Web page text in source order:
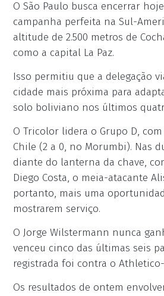
O São Paulo busca encerrar
campanha perfeita na Sul-
altitude de 2.500 metros de
como a capital La Paz.
Isso permitiu que a delegação
cidade mais próxima para
solo boliviano nos últimos
O Tricolor lidera o Grupo D,
Chile (2 a 0, no Morumbi). Nas
diante do lanterna da chave,
Diego Costa, o meia-atacante
portanto, mais uma
mostrarem serviço.
O Jorge Wilstermann nunca
venceu cinco das últimas seis
registrada foi contra o Athletico-
Os resultados de ontem